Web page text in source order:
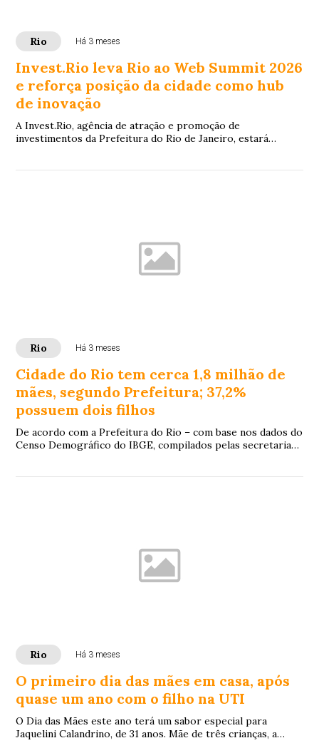
Rio Há 3 meses
Invest.Rio leva Rio ao Web Summit 2026
e reforça posição da cidade como hub
de inovação
A Invest.Rio, agência de atração e promoção de
investimentos da Prefeitura do Rio de Janeiro, estará
Rio Há 3 meses
Cidade do Rio tem cerca 1,8 milhão de
mães, segundo Prefeitura; 37,2%
possuem dois filhos
De acordo com a Prefeitura do Rio – com base nos dados do
Censo Demográfico do IBGE, compilados pelas secretarias
Rio Há 3 meses
O primeiro dia das mães em casa, após
quase um ano com o filho na UTI
O Dia das Mães este ano terá um sabor especial para
Jaquelini Calandrino, de 31 anos. Mãe de três crianças, a